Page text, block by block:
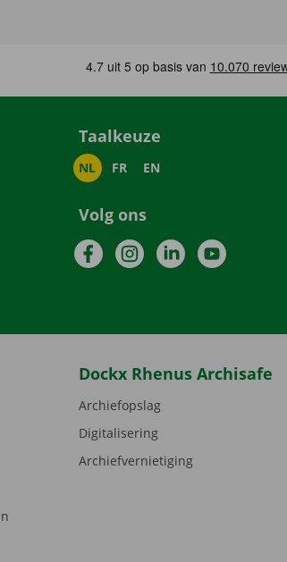
Taalkeuze
NL FR EN
Volg ons
FacebookInstagramLinkedInYouTube
Dockx Rhenus Archisafe
Archiefopslag
Digitalisering
Archiefvernietiging